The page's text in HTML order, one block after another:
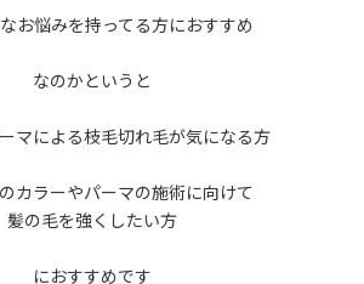
お悩みを持ってる方におすすめ
なのかというと
マによる枝毛切れ毛が気になる方
カラーやパーマの施術に向けて
髪の毛を強くしたい方
におすすめです